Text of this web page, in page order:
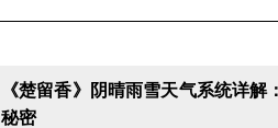
《楚留香》阴晴雨雪天气系统详
秘密